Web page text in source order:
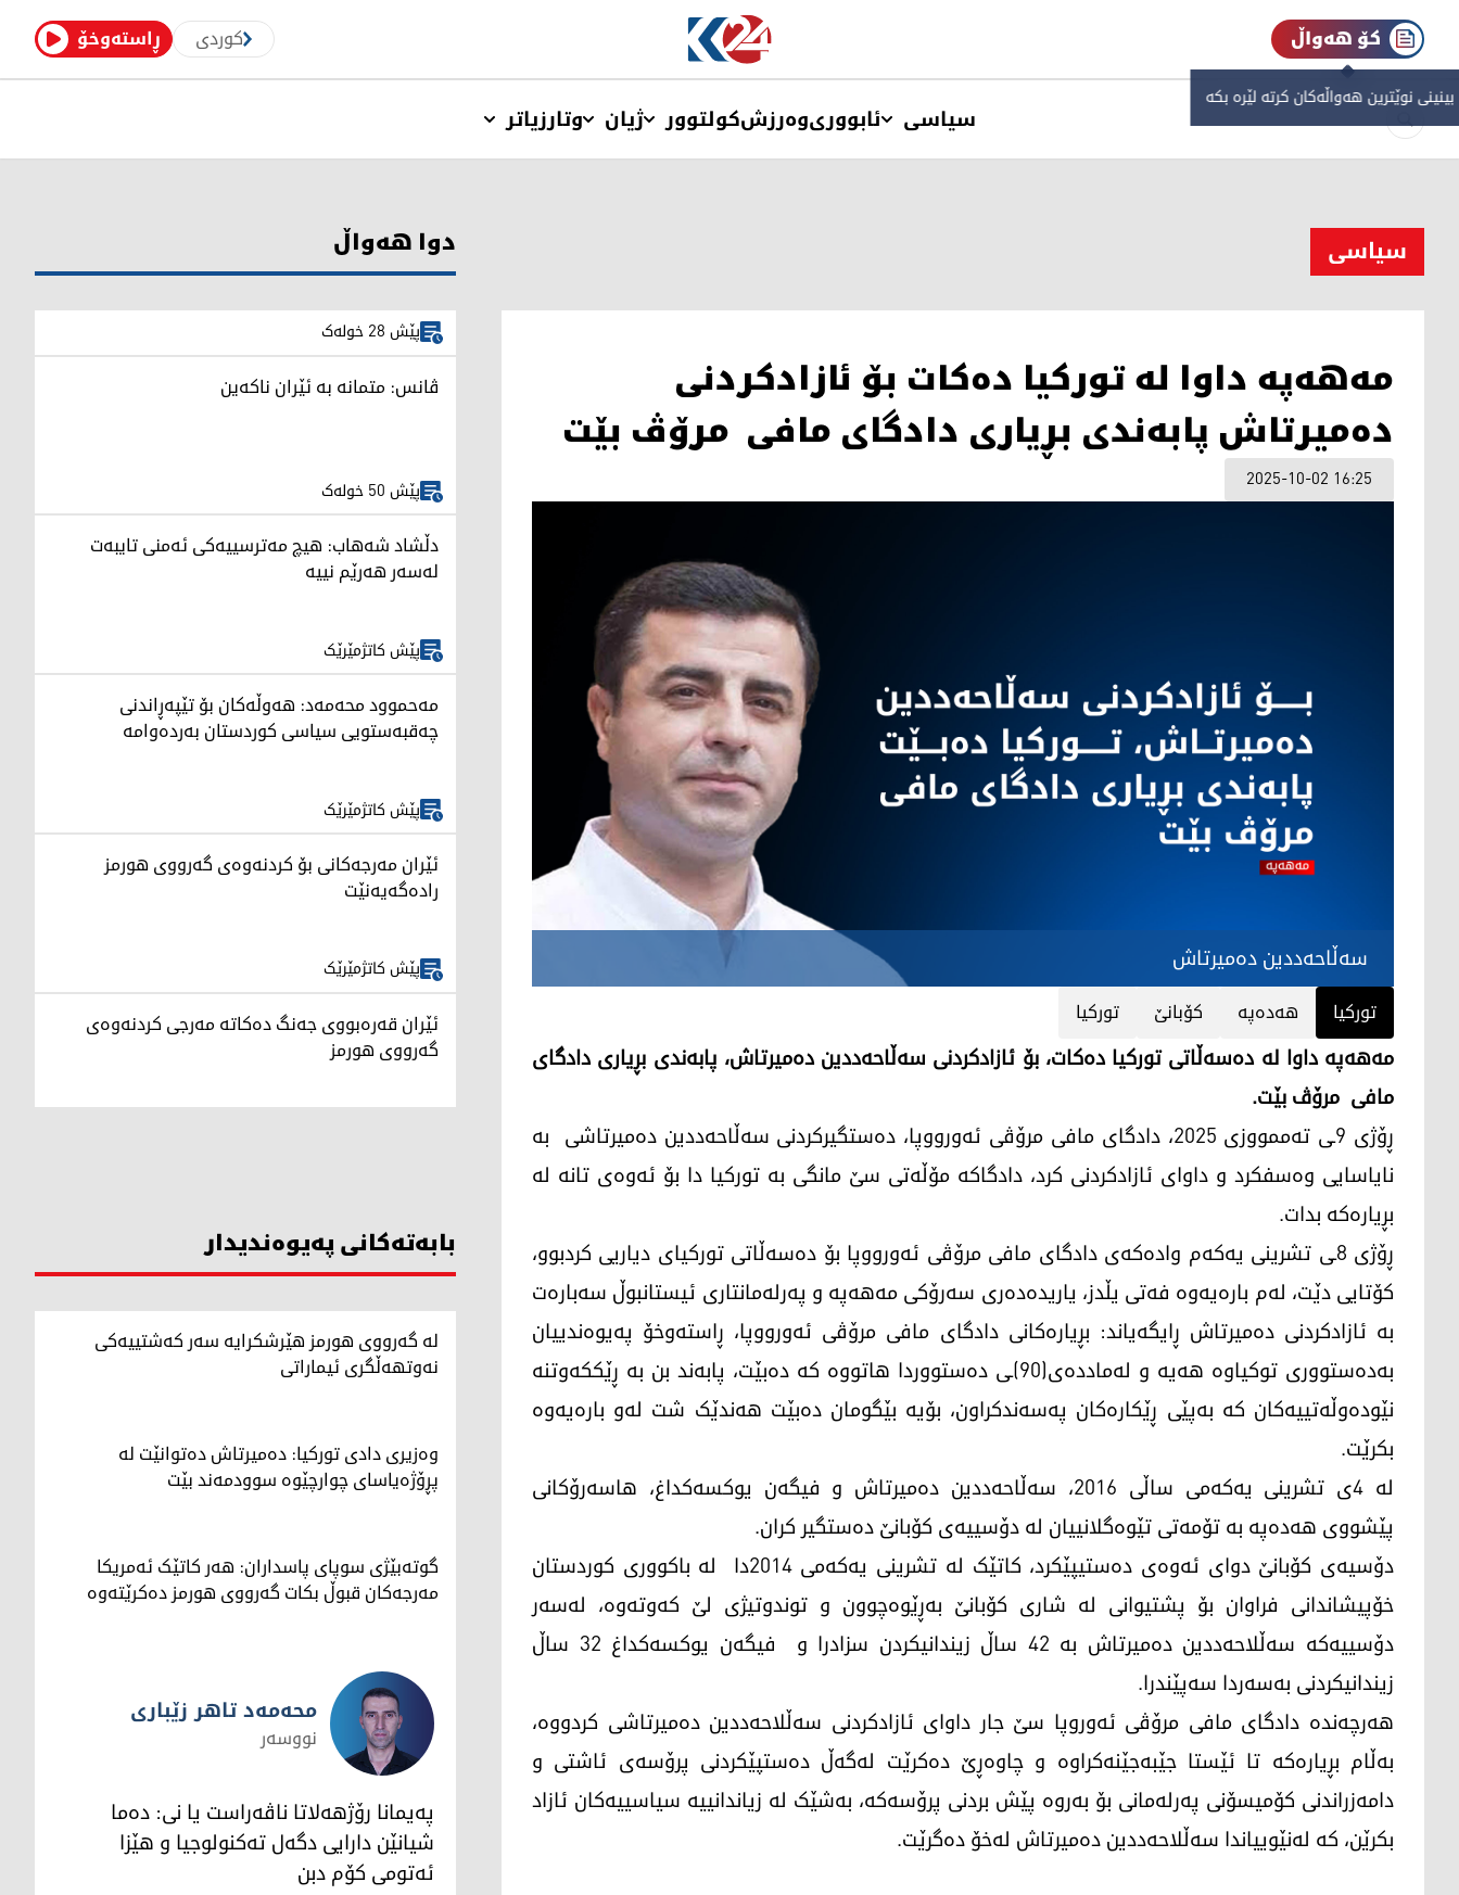
ڕاستەوخۆ کوردی کۆ هەواڵ
نوێترین هەواڵەکان کرتە لێرە بکە
سیاسی ئابووریوەرزشکولتوور ژیان وتارزیاتر
سیاسی
مەهەپە داوا لە تورکیا دەکات بۆ ئازادکردنی
دەمیرتاش پابەندی بڕیاری دادگای مافی مرۆڤ بێت
2025-10-02 16:25
سەڵاحەددین دەمیرتاش
تورکیا هەدەپە کۆبانێ تورکیا
مەهەپە داوا لە دەسەڵاتی تورکیا دەکات، بۆ ئازادکردنی سەڵاحەددین دەمیرتاش، پابەندی بڕیاری دادگای
مافی مرۆڤ بێت.
ڕۆژی 9ـی تەممووزی 2025، دادگای مافی مرۆڤی ئەورووپا، دەستگیرکردنی سەڵاحەددین دەمیرتاشی بە
نایاسایی وەسفکرد و داوای ئازادکردنی کرد، دادگاکە مۆڵەتی سێ مانگی بە تورکیا دا بۆ ئەوەی تانە لە
بڕیارەکە بدات.
ڕۆژی 8ـی تشرینی یەکەم وادەکەی دادگای مافی مرۆڤی ئەورووپا بۆ دەسەڵاتی تورکیای دیاریی کردبوو،
کۆتایی دێت، لەم بارەیەوە فەتی یڵدز، یاریدەدەری سەرۆکی مەهەپە و پەرلەمانتاری ئیستانبوڵ سەبارەت
بە ئازادکردنی دەمیرتاش ڕایگەیاند: بڕیارەکانی دادگای مافی مرۆڤی ئەورووپا، ڕاستەوخۆ پەیوەندییان
بەدەستووری توکیاوە هەیە و لەماددەی(90)ـی دەستووردا هاتووە کە دەبێت، پابەند بن بە ڕێککەوتنە
نێودەوڵەتییەکان کە بەپێی ڕێکارەکان پەسەندکراون، بۆیە بێگومان دەبێت هەندێک شت لەو بارەیەوە
بکرێت.
لە 4ی تشرینی یەکەمی ساڵی 2016، سەڵاحەددین دەمیرتاش و فیگەن یوکسەکداغ، هاسەرۆکانی
پێشووی هەدەپە بە تۆمەتی تێوەگلانییان لە دۆسییەی کۆبانێ دەستگیر کران.
دۆسیەی کۆبانێ دوای ئەوەی دەستیپێکرد، کاتێک لە تشرینی یەکەمی 2014دا لە باکووری کوردستان
خۆپیشاندانی فراوان بۆ پشتیوانی لە شاری کۆبانێ بەڕێوەچوون و توندوتیژی لێ کەوتەوە، لەسەر
دۆسییەکە سەڵلاحەددین دەمیرتاش بە 42 ساڵ زیندانیکردن سزادرا و فیگەن یوکسەکداغ 32 ساڵ
زیندانیکردنی بەسەردا سەپێندرا.
هەرچەندە دادگای مافی مرۆڤی ئەوروپا سێ جار داوای ئازادکردنی سەڵلاحەددین دەمیرتاشی کردووە،
بەڵام بڕیارەکە تا ئێستا جێبەجێنەکراوە و چاوەڕێ دەکرێت لەگەڵ دەستپێکردنی پرۆسەی ئاشتی و
دامەزراندنی کۆمیسۆنی پەرلەمانی بۆ بەروە پێش بردنی پرۆسەکە، بەشێک لە زیاندانییە سیاسییەکان ئازاد
بکرێن، کە لەنێوییاندا سەڵلاحەددین دەمیرتاش لەخۆ دەگرێت.
دوا هەواڵ
پێش 28 خولەک
ڤانس: متمانە بە ئێران ناکەین
پێش 50 خولەک
دڵشاد شەهاب: هیچ مەترسییەکی ئەمنی تایبەت
لەسەر هەرێم نییە
پێش کاتژمێرێک
مەحموود محەمەد: هەوڵەکان بۆ تێپەڕاندنی
چەقبەستویی سیاسی کوردستان بەردەوامە
پێش کاتژمێرێک
ئێران مەرجەکانی بۆ کردنەوەی گەرووی هورمز
رادەگەیەنێت
پێش کاتژمێرێک
ئێران قەرەبووی جەنگ دەکاتە مەرجی کردنەوەی
گەرووی هورمز
بابەتەکانی پەیوەندیدار
لە گەرووی هورمز هێرشکرایە سەر کەشتییەکی
نەوتهەڵگری ئیماراتی
وەزیری دادی تورکیا: دەمیرتاش دەتوانێت لە
پڕۆژەیاسای چوارچێوە سوودمەند بێت
گوتەبێژی سوپای پاسداران: هەر کاتێک ئەمریکا
مەرجەکان قبوڵ بکات گەرووی هورمز دەکرێتەوە
محەمەد تاهر زێبارى
محەمەد تاهر زێبارى
نووسەر
پەیمانا رۆژهەلاتا ناڤەراست یا نى: دەما
شیانێن دارایى دگەل تەکنولوجیا و هێزا
ئەتومى کۆم دبن